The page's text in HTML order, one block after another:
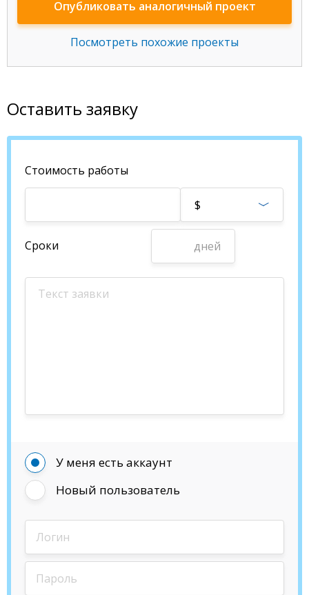
Опубликовать аналогичный проект
Посмотреть похожие проекты
Оставить заявку
Стоимость работы
$
Сроки дней
У меня есть аккаунт
Новый пользователь